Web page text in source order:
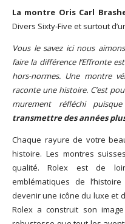
God It’s Friday | Irish Call
Mar 16, 2017 |Joyeux
No Money
Kids s’offre un clip très
nouveau single
Mar 02, 2017 |Sacré nom
d’une pipe !
La montre Oris Carl
Divers Sixty-Five et surtout
Vous le savez ici nous
faire la différence l’Effronte
hors-normes. Une montre
raconte une histoire. C’est
murement réfléchi puisque
transmettre des années
Chaque rayure de votre
histoire. Les montres
qualité. Rolex est de
emblématiques de
devenir une icône du luxe et
Rolex a construit son